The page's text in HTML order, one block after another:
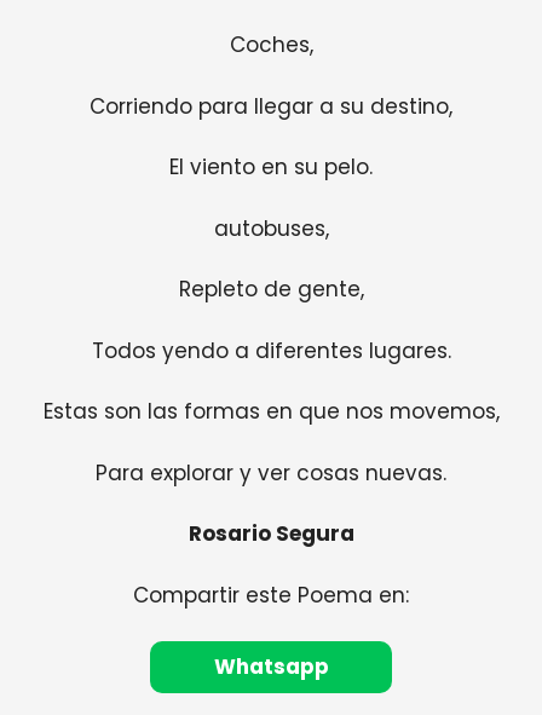
Coches,
Corriendo para llegar a su destino,
El viento en su pelo.
autobuses,
Repleto de gente,
Todos yendo a diferentes lugares.
Estas son las formas en que nos movemos,
Para explorar y ver cosas nuevas.
Rosario Segura
Compartir este Poema en:
Whatsapp